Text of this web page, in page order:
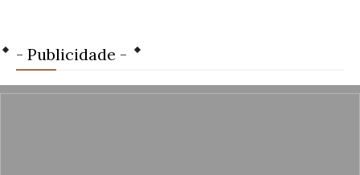
- Publicidade -